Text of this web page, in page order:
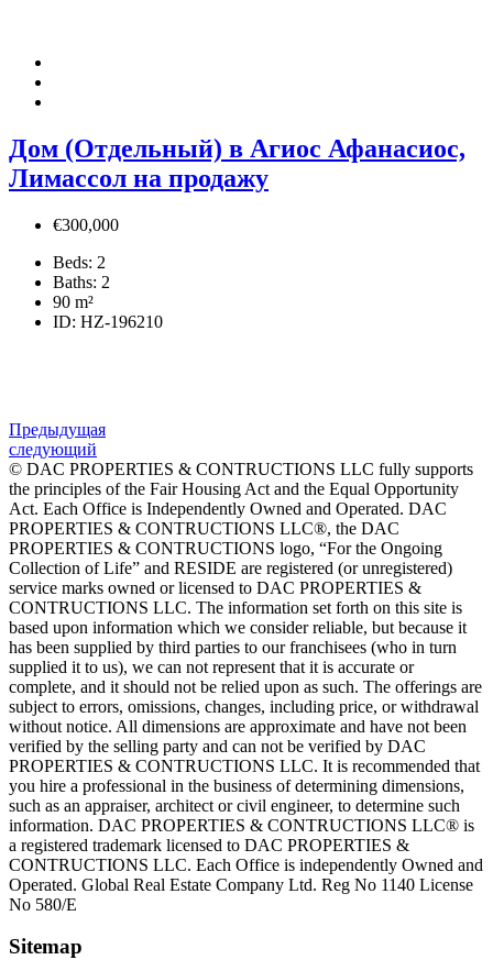
Дом (Отдельный) в Агиос Афанасиос,
Лимассол на продажу
€300,000
Beds: 2
Baths: 2
90 m²
ID: HZ-196210
Предыдущая
следующий
© DAC PROPERTIES & CONTRUCTIONS LLC fully supports
the principles of the Fair Housing Act and the Equal Opportunity
Act. Each Office is Independently Owned and Operated. DAC
PROPERTIES & CONTRUCTIONS LLC®, the DAC
PROPERTIES & CONTRUCTIONS logo, “For the Ongoing
Collection of Life” and RESIDE are registered (or unregistered)
service marks owned or licensed to DAC PROPERTIES &
CONTRUCTIONS LLC. The information set forth on this site is
based upon information which we consider reliable, but because it
has been supplied by third parties to our franchisees (who in turn
supplied it to us), we can not represent that it is accurate or
complete, and it should not be relied upon as such. The offerings are
subject to errors, omissions, changes, including price, or withdrawal
without notice. All dimensions are approximate and have not been
verified by the selling party and can not be verified by DAC
PROPERTIES & CONTRUCTIONS LLC. It is recommended that
you hire a professional in the business of determining dimensions,
such as an appraiser, architect or civil engineer, to determine such
information. DAC PROPERTIES & CONTRUCTIONS LLC® is
a registered trademark licensed to DAC PROPERTIES &
CONTRUCTIONS LLC. Each Office is independently Owned and
Operated. Global Real Estate Company Ltd. Reg No 1140 License
No 580/E
Sitemap